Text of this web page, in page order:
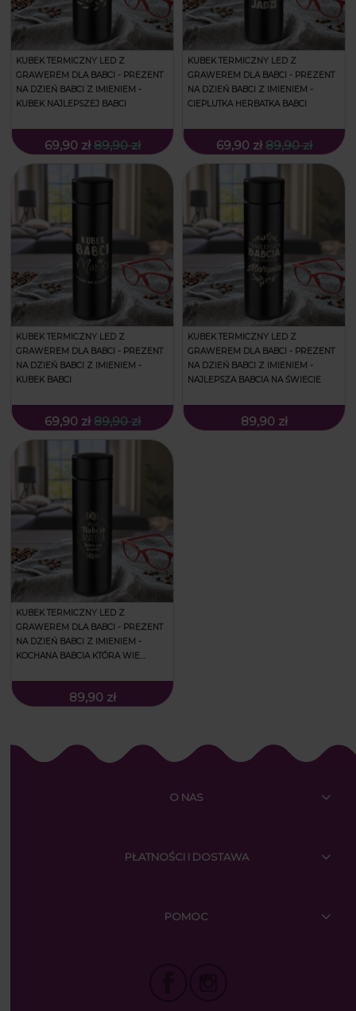
KUBEK TERMICZNY LED Z
GRAWEREM DLA BABCI - PREZENT
NA DZIEŃ BABCI Z IMIENIEM -
KUBEK NAJLEPSZEJ BABCI
69,90 zł 89,90 zł
KUBEK TERMICZNY LED Z
GRAWEREM DLA BABCI - PREZENT
NA DZIEŃ BABCI Z IMIENIEM -
CIEPLUTKA HERBATKA BABCI
69,90 zł 89,90 zł
KUBEK TERMICZNY LED Z
GRAWEREM DLA BABCI - PREZENT
NA DZIEŃ BABCI Z IMIENIEM -
KUBEK BABCI
69,90 zł 89,90 zł
KUBEK TERMICZNY LED Z
GRAWEREM DLA BABCI - PREZENT
NA DZIEŃ BABCI Z IMIENIEM -
NAJLEPSZA BABCIA NA ŚWIECIE
89,90 zł
KUBEK TERMICZNY LED Z
GRAWEREM DLA BABCI - PREZENT
NA DZIEŃ BABCI Z IMIENIEM -
KOCHANA BABCIA KTÓRA WIE
89,90 zł
O NAS
PŁATNOŚCI I DOSTAWA
POMOC